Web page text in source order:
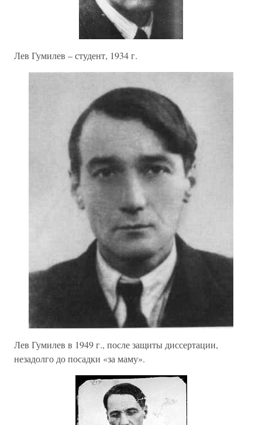
Лев Гумилев – студент, 1934 г.
Лев Гумилев в 1949 г., после защиты диссертации,
незадолго до посадки «за маму».